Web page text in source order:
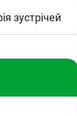
зустрічей